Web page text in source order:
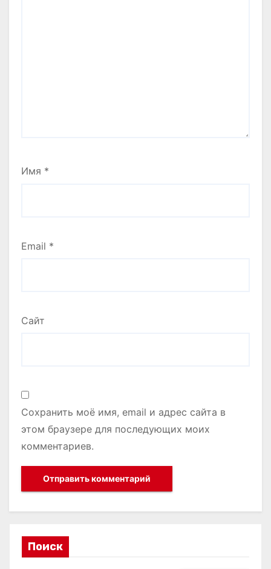
Имя *
Email *
Сайт
Сохранить моё имя, email и адрес сайта в
этом браузере для последующих моих
комментариев.
Поиск